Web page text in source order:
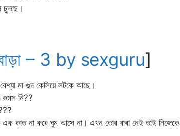
চুদছে।
বাড়া – 3 by sexguru]
বেশ্যা মা গুদ কেলিয়ে লটকে আছে।
গুমস নি??
এক কাত না করে ঘুম আসে না। এখন তোর বাবা নেই তাই নিজেকে